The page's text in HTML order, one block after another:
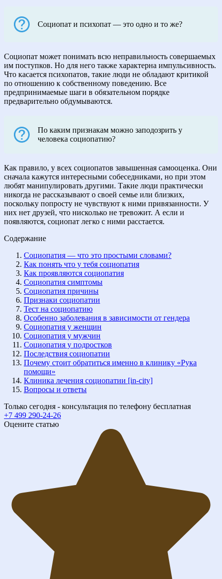
Социопат и психопат — это одно и то же?
Социопат может понимать всю неправильность совершаемых
им поступков. Но для него также характерна импульсивность.
Что касается психопатов, такие люди не обладают критикой
по отношению к собственному поведению. Все
предпринимаемые шаги в обязательном порядке
предварительно обдумываются.
По каким признакам можно заподозрить у
человека социопатию?
Как правило, у всех социопатов завышенная самооценка. Они
сначала кажутся интересными собеседниками, но при этом
любят манипулировать другими. Такие люди практически
никогда не рассказывают о своей семье или близких,
поскольку попросту не чувствуют к ними привязанности. У
них нет друзей, что нисколько не тревожит. А если и
появляются, социопат легко с ними расстается.
Содержание
Социопатия — что это простыми словами?
Как понять что у тебя социопатия
Как проявляются социопатия
Социопатия симптомы
Социопатия причины
Признаки социопатии
Тест на социопатию
Особенно заболевания в зависимости от гендера
Социопатия у женщин
Социопатия у мужчин
Социопатия у подростков
Последствия социопатии
Почему стоит обратиться именно в клинику «Рука
помощи»
Клиника лечения социопатии [in-city]
Вопросы и ответы
Только сегодня - консультация по телефону бесплатная
+7 499 290-24-26
Оцените статью